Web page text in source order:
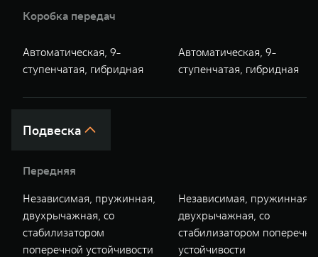
Коробка передач
Автоматическая, 9-
ступенчатая, гибридная
Автоматическая, 9-
ступенчатая, гибридная
Подвеска
Передняя
Независимая, пружинная,
двухрычажная, со
стабилизатором
поперечной устойчивости
Независимая, пружинная,
двухрычажная, со
стабилизатором
устойчивости